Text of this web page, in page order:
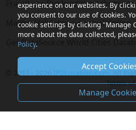
FraudLabs Pro
MailboxValidator e-postvalidering
GeoDataSource World Cities
© 2011 - 2026 IP2Location.com
Terms
experience on our websites. By
you consent to our use of cookies.
cookie settings by clicking "Manage
more about the data collected,
Policy.
Accept
Manage